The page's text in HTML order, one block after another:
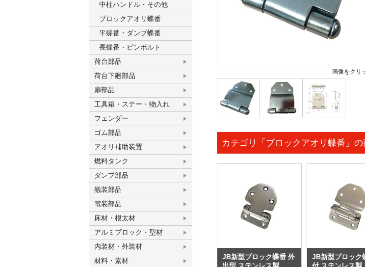
中柱ハンドル・その他
ブロックアオリ蝶番
平蝶番・ダンプ蝶番
長蝶番・ピンボルト
荷台部品
荷台下廻部品
扉部品
工具箱・ステー・物入れ
フェンダー
ゴム部品
アオリ補助装置
燃料タンク
ダンプ部品
艤装部品
電装部品
床材・根太材
アルミブロック・型材
内装材・外装材
材料・素材
画像をクリ
カテゴリ「ブロックアオリ蝶番」の
JB新型ブロック蝶番 外
出型 ステンレス製
JB新型ブロック
付 ステンレス製